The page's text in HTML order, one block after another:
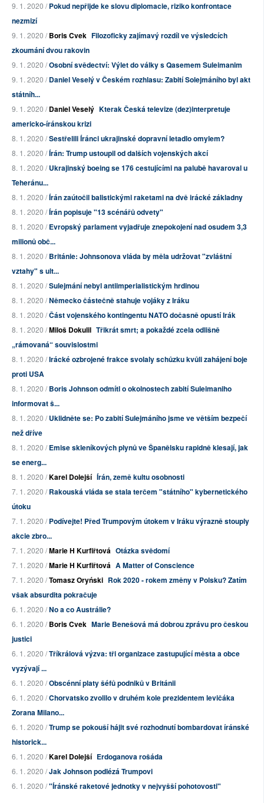
9. 1. 2020 /Pokud nepřijde ke slovu diplomacie, riziko konfrontace
nezmizí
9. 1. 2020 /Boris Cvek Filozoficky zajímavý rozdíl ve výsledcích
zkoumání dvou rakovin
9. 1. 2020 /Osobní svědectví: Výlet do války s Qasemem Suleimanim
9. 1. 2020 /Daniel Veselý v Českém rozhlasu: Zabití Solejmáního byl akt
státníh...
9. 1. 2020 /Daniel Veselý Kterak Česká televize (dez)interpretuje
americko-íránskou krizi
8. 1. 2020 /Sestřelili Íránci ukrajinské dopravní letadlo omylem?
8. 1. 2020 /Írán: Trump ustoupil od dalších vojenských akcí
8. 1. 2020 /Ukrajinský boeing se 176 cestujícími na palubě havaroval u
Teheránu...
8. 1. 2020 /Írán zaútočil balistickými raketami na dvě irácké základny
8. 1. 2020 /Írán popisuje "13 scénářů odvety"
8. 1. 2020 /Evropský parlament vyjadřuje znepokojení nad osudem 3,3
milionů obč...
8. 1. 2020 /Británie: Johnsonova vláda by měla udržovat "zvláštní
vztahy" s ult...
8. 1. 2020 /Sulejmání nebyl antiimperialistickým hrdinou
8. 1. 2020 /Německo částečně stahuje vojáky z Iráku
8. 1. 2020 /Část vojenského kontingentu NATO dočasně opustí Irák
8. 1. 2020 /Miloš Dokulil Třikrát smrt; a pokaždé zcela odlišně
„rámovaná“ souvislostmi
8. 1. 2020 /Irácké ozbrojené frakce svolaly schůzku kvůli zahájení boje
proti USA
8. 1. 2020 /Boris Johnson odmítl o okolnostech zabití Suleimaniho
informovat š...
8. 1. 2020 /Uklidněte se: Po zabití Sulejmáního jsme ve větším bezpečí
než dříve
8. 1. 2020 /Emise skleníkových plynů ve Španělsku rapidně klesají, jak
se energ...
8. 1. 2020 /Karel Dolejší Írán, země kultu osobnosti
7. 1. 2020 /Rakouská vláda se stala terčem "státního" kybernetického
útoku
7. 1. 2020 /Podívejte! Před Trumpovým útokem v Iráku výrazně stouply
akcie zbro...
7. 1. 2020 /Marie H Kurfiřtová Otázka svědomí
7. 1. 2020 /Marie H Kurfiřtová A Matter of Conscience
7. 1. 2020 /Tomasz Oryński Rok 2020 - rokem změny v Polsku? Zatím
však absurdita pokračuje
6. 1. 2020 /No a co Austrálie?
6. 1. 2020 /Boris Cvek Marie Benešová má dobrou zprávu pro českou
justici
6. 1. 2020 /Tříkrálová výzva: tři organizace zastupující města a obce
vyzývají ...
6. 1. 2020 /Obscénní platy šéfů podniků v Británii
6. 1. 2020 /Chorvatsko zvolilo v druhém kole prezidentem levičáka
Zorana Milano...
6. 1. 2020 /Trump se pokouší hájit své rozhodnutí bombardovat íránské
historick...
6. 1. 2020 /Karel Dolejší Erdoganova rošáda
6. 1. 2020 /Jak Johnson podlézá Trumpovi
6. 1. 2020 /"Íránské raketové jednotky v nejvyšší pohotovosti"